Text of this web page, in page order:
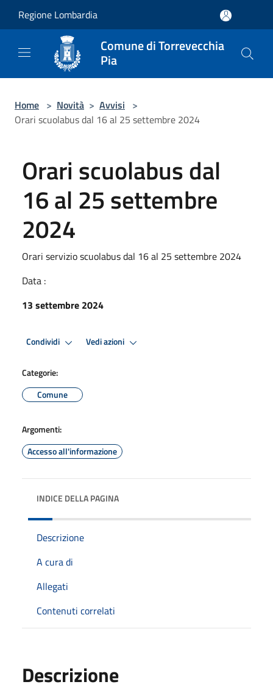
Regione Lombardia
Comune di Torrevecchia
Pia
Home > Novità > Avvisi >
Orari scuolabus dal 16 al 25 settembre 2024
Orari scuolabus dal
16 al 25 settembre
2024
Orari servizio scuolabus dal 16 al 25 settembre 2024
Data :
13 settembre 2024
Condividi Vedi azioni
Categorie:
Comune
Argomenti:
Accesso all'informazione
INDICE DELLA PAGINA
Descrizione
A cura di
Allegati
Contenuti correlati
Descrizione